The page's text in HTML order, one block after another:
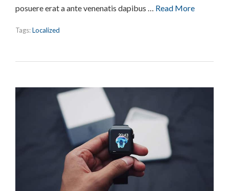
posuere erat a ante venenatis dapibus … Read More
Tags:Localized